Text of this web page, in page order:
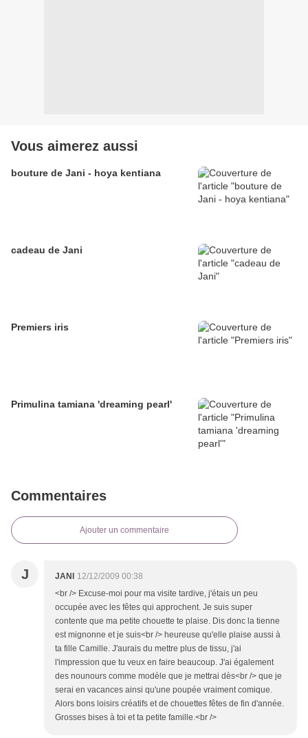
Vous aimerez aussi
bouture de Jani - hoya kentiana
cadeau de Jani
Premiers iris
Primulina tamiana 'dreaming pearl'
Commentaires
Ajouter un commentaire
J JANI
12/12/2009 00:38
<br /> Excuse-moi pour ma visite tardive, j'étais un peu
occupée avec les fêtes qui approchent. Je suis super
contente que ma petite chouette te plaise. Dis donc la tienne
est mignonne et je suis<br /> heureuse qu'elle plaise aussi à
ta fille Camille. J'aurais du mettre plus de tissu, j'ai
l'impression que tu veux en faire beaucoup. J'ai également
des nounours comme modèle que je mettrai dès<br /> que je
serai en vacances ainsi qu'une poupée vraiment comique.
Alors bons loisirs créatifs et de chouettes fêtes de fin d'année.
Grosses bises à toi et ta petite famille.<br />